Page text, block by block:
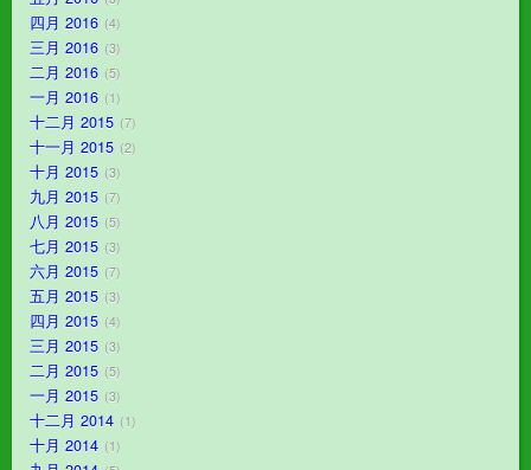
四月 2016 4
三月 2016 3
二月 2016 5
一月 2016 1
十二月 2015 7
十一月 2015 2
十月 2015 3
九月 2015 7
八月 2015 5
七月 2015 3
六月 2015 7
五月 2015 3
四月 2015 4
三月 2015 3
二月 2015 5
一月 2015 3
十二月 2014 1
十月 2014 1